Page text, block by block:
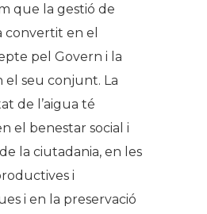
que la gestió de
convertit en el
pel Govern i la
el seu conjunt. La
de l’aigua té
el benestar social i
la ciutadania, en les
i
i en la preservació